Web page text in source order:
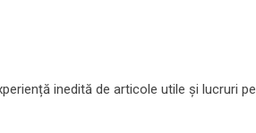
inedită de articole utile și lucruri pe